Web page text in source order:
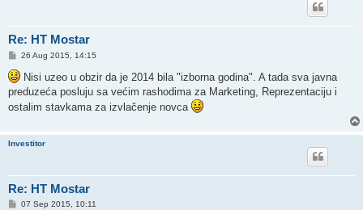
Re: HT Mostar
P
s
t
26 Aug 2015, 14:15
Nisi uzeo u obzir da je 2014 bila "izborna godina". A tada sva javna
preduzeća posluju sa većim rashodima za Marketing, Reprezentaciju i
ostalim stavkama za izvlačenje novca
Investitor
Re: HT Mostar
P07 Sep 2015, 10:11